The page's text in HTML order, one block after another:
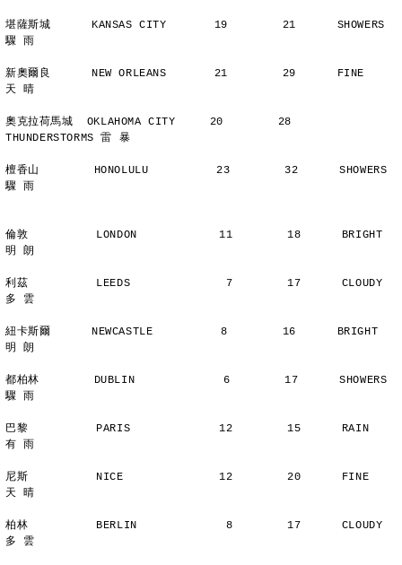
堪薩斯城      KANSAS CITY       19        21      SHOWERS
驟 雨
新奧爾良      NEW ORLEANS       21        29      FINE
天 晴
奧克拉荷馬城  OKLAHOMA CITY     20        28
THUNDERSTORMS 雷 暴
檀香山        HONOLULU          23        32      SHOWERS
驟 雨
倫敦          LONDON            11        18      BRIGHT
明 朗
利茲          LEEDS              7        17      CLOUDY
多 雲
紐卡斯爾      NEWCASTLE          8        16      BRIGHT
明 朗
都柏林        DUBLIN             6        17      SHOWERS
驟 雨
巴黎          PARIS             12        15      RAIN
有 雨
尼斯          NICE              12        20      FINE
天 晴
柏林          BERLIN             8        17      CLOUDY
多 雲